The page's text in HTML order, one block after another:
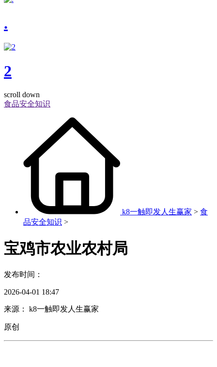
.
2
scroll down
食品安全知识
k8一触即发人生赢家 > 食
品安全知识 >
宝鸡市农业农村局
发布时间：
2026-04-01 18:47
来源： k8一触即发人生赢家
原创